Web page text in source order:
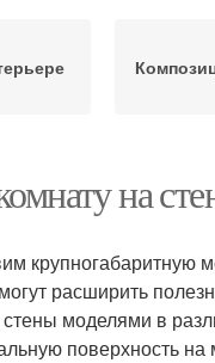
на
крупногабаритную
расширить
моделями в
поверхность на